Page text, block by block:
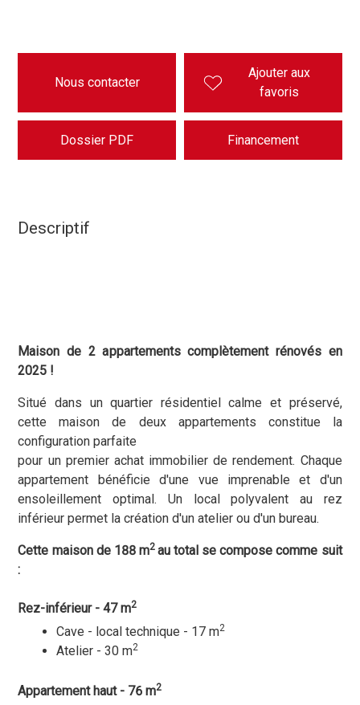
Nous contacter
Ajouter aux
favoris
Dossier PDF Financement
Descriptif
Maison de 2 appartements complètement rénovés en
2025 !
Situé dans un quartier résidentiel calme et préservé,
cette maison de deux appartements constitue la
configuration parfaite
pour un premier achat immobilier de rendement. Chaque
appartement bénéficie d'une vue imprenable et d'un
ensoleillement optimal. Un local polyvalent au rez
inférieur permet la création d'un atelier ou d'un bureau.
Cette maison de 188 m2 au total se compose comme suit
:
Rez-inférieur - 47 m2
Cave - local technique - 17 m2
Atelier - 30 m2
Appartement haut - 76 m2